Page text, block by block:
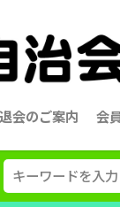
会のご案内 会